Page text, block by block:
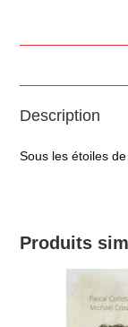
Description
Sous les étoiles
Produits